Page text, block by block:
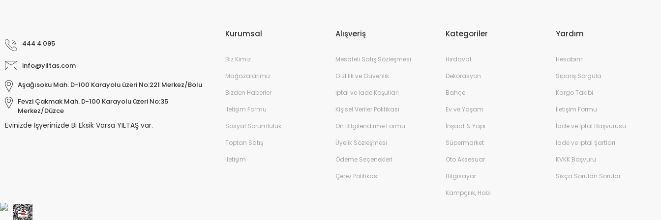
444 4 095
info@yiltas.com
Aşağısoku Mah. D-100 Karayolu üzeri No:221 Merkez/Bolu
Fevzi Çakmak Mah. D-100 Karayolu üzeri No:35
Merkez/Düzce
Evinizde İşyerinizde Bi Eksik Varsa YILTAŞ var.
Kurumsal
Biz Kimiz
Mağazalarımız
Bizden Haberler
İletişim Formu
Sosyal Sorumluluk
Toptan Satış
İletişim
Alışveriş
Mesafeli Satış Sözleşmesi
Gizlilik ve Güvenlik
İptal ve İade Koşulları
Kişisel Veriler Politikası
Ön Bilgilendirme Formu
Üyelik Sözleşmesi
Ödeme Seçenekleri
Çerez Politikası
Kategoriler
Hırdavat
Dekorasyon
Bahçe
Ev ve Yaşam
İnşaat & Yapı
Süpermarket
Oto Aksesuar
Bilgisayar
Kampçılık, Hobi
Yardım
Hesabım
Sipariş Sorgula
Kargo Takibi
İletişim Formu
İade ve İptal Başvurusu
İade ve İptal Şartları
KVKK Başvuru
Sıkça Sorulan Sorular